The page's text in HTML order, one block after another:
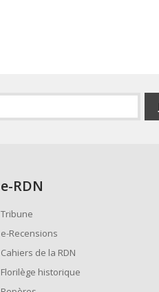
e-RDN
Tribune
e-Recensions
Cahiers de la RDN
Florilège historique